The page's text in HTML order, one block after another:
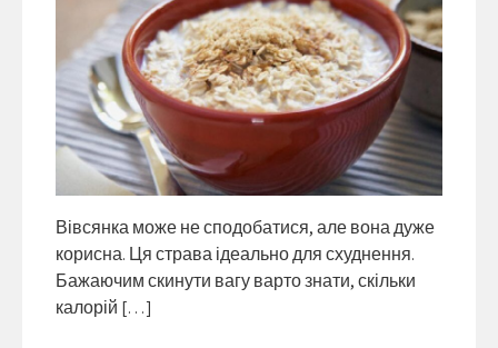
Вівсянка може не сподобатися, але вона дуже
корисна. Ця страва ідеально для схуднення.
Бажаючим скинути вагу варто знати, скільки
калорій […]